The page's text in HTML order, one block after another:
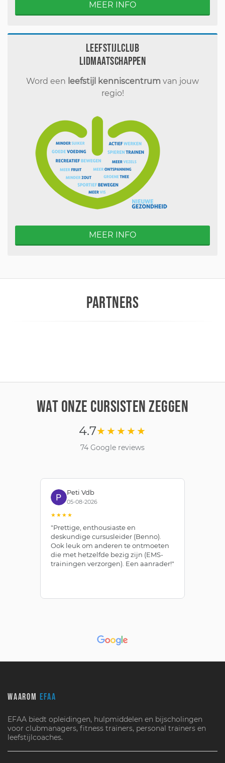
MEER INFO
Leefstijlclub
Lidmaatschappen
Word een leefstijl kenniscentrum van jouw
regio!
MEER INFO
PARTNERS
WAT ONZE CURSISTEN ZEGGEN
4.7★★★★★
74 Google reviews
Peti Vdb
05-08-2026
★★★★
"Prettige, enthousiaste en
deskundige cursusleider (Benno).
Ook leuk om anderen te ontmoeten
die met hetzelfde bezig zijn (EMS-
trainingen verzorgen). Een aanrader!"
WAAROM EFAA
EFAA biedt opleidingen, hulpmiddelen en bijscholingen
voor clubmanagers, fitness trainers, personal trainers en
leefstijlcoaches.